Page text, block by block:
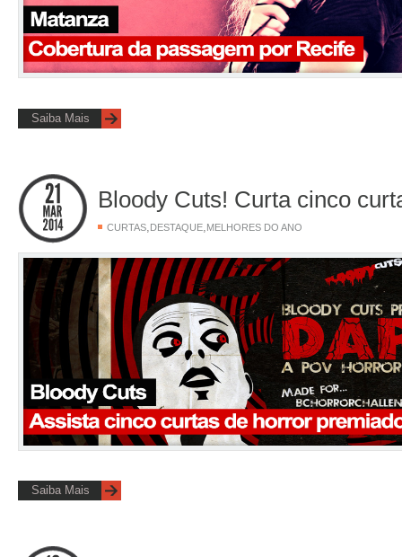
Saiba Mais
Bloody Cuts! Curta cinco
CURTAS DESTAQUE MELHORES DO ANO
Saiba Mais